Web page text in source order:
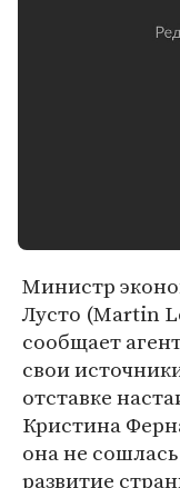
Министр
Лусто (Martin
сообщает
свои
отставке
Кристина
она не
развитие